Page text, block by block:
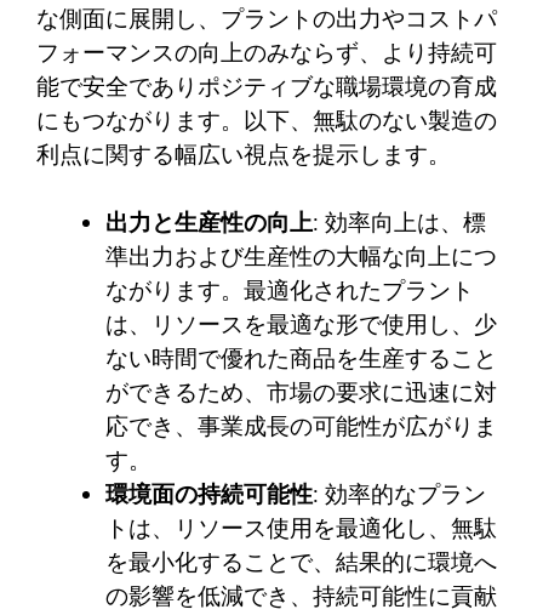
な側面に展開し、プラントの出力やコストパ
フォーマンスの向上のみならず、より持続可
能で安全でありポジティブな職場環境の育成
にもつながります。以下、無駄のない製造の
利点に関する幅広い視点を提示します。
出力と生産性の向上: 効率向上は、標
準出力および生産性の大幅な向上につ
ながります。最適化されたプラント
は、リソースを最適な形で使用し、少
ない時間で優れた商品を生産すること
ができるため、市場の要求に迅速に対
応でき、事業成長の可能性が広がりま
す。
環境面の持続可能性: 効率的なプラン
トは、リソース使用を最適化し、無駄
を最小化することで、結果的に環境へ
の影響を低減でき、持続可能性に貢献